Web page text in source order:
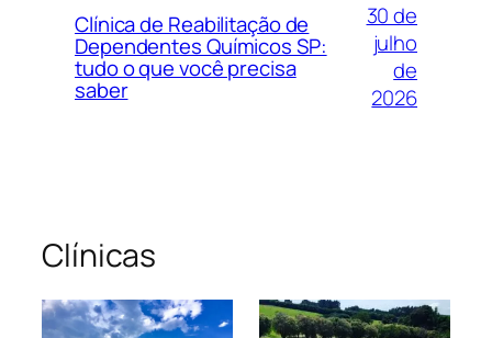
Clínica de Reabilitação de
Dependentes Químicos SP:
tudo o que você precisa
saber
30 de
julho
de
2026
Clínicas